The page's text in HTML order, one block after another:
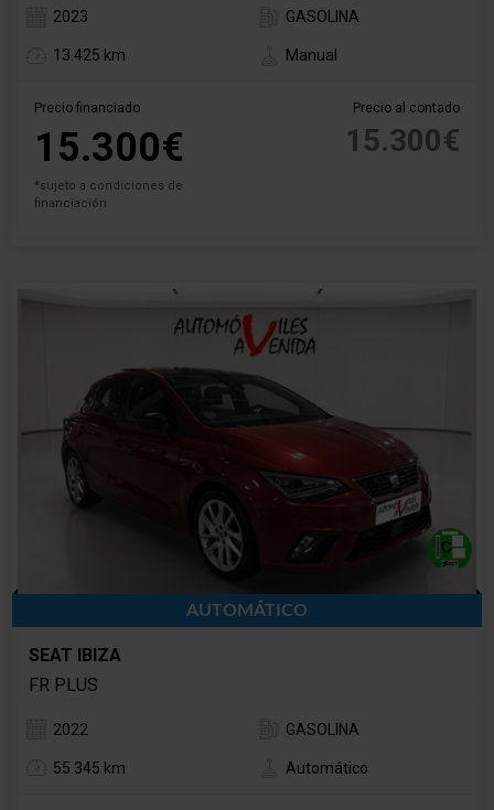
2023 GASOLINA
13.425 km Manual
Precio financiado
15.300€
*sujeto a condiciones de
financiación
Precio al contado
15.300€
AUTOMÁTICO
SEAT IBIZA
FR PLUS
2022 GASOLINA
55.345 km Automático